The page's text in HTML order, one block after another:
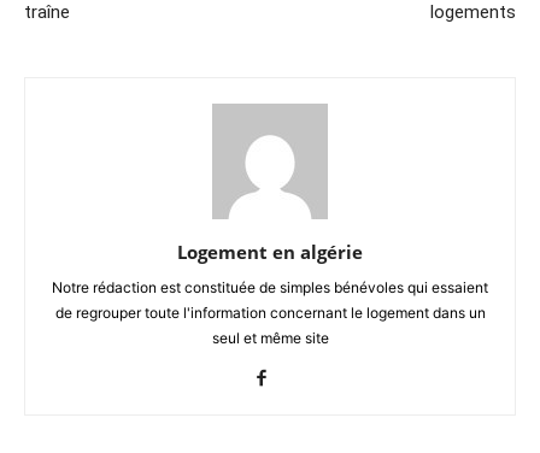
traîne
logements
Logement en algérie
Notre rédaction est constituée de simples bénévoles qui essaient
de regrouper toute l'information concernant le logement dans un
seul et même site